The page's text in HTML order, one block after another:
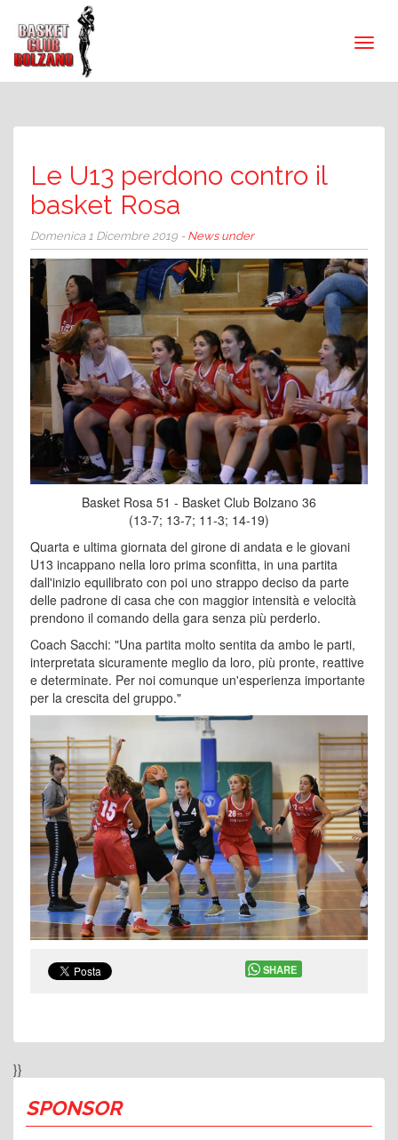
}}
SPONSOR
Le U13 perdono contro il
basket Rosa
Domenica 1 Dicembre 2019 - News under
Basket Rosa 51 - Basket Club Bolzano 36
(13-7; 13-7; 11-3; 14-19)
Quarta e ultima giornata del girone di andata e le giovani
U13 incappano nella loro prima sconfitta, in una partita
dall'inizio equilibrato con poi uno strappo deciso da parte
delle padrone di casa che con maggior intensità e velocità
prendono il comando della gara senza più perderlo.
Coach Sacchi: "Una partita molto sentita da ambo le parti,
interpretata sicuramente meglio da loro, più pronte, reattive
e determinate. Per noi comunque un'esperienza importante
per la crescita del gruppo."
SHARE